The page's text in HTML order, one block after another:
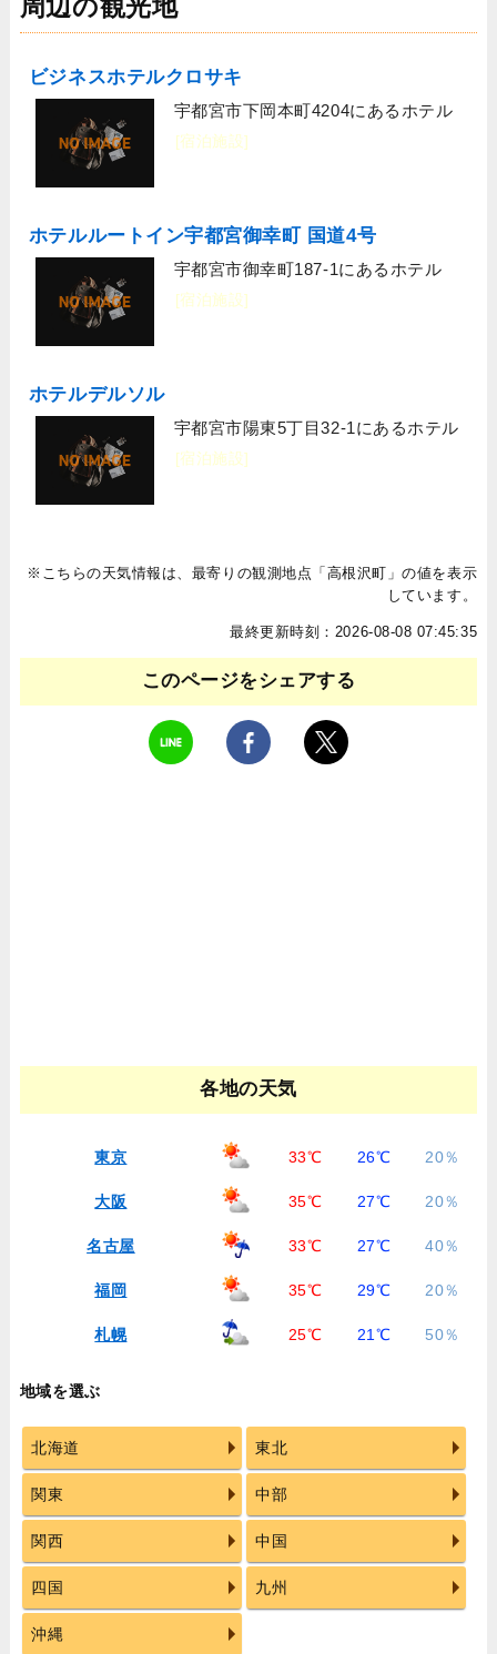
周辺の観光地
ビジネスホテルクロサキ
宇都宮市下岡本町4204にあるホテル
[宿泊施設]
ホテルルートイン宇都宮御幸町 国道4号
宇都宮市御幸町187-1にあるホテル
[宿泊施設]
ホテルデルソル
宇都宮市陽東5丁目32-1にあるホテル
[宿泊施設]
※こちらの天気情報は、最寄りの観測地点「高根沢町」の値を表示
しています。
最終更新時刻：2026-08-08 07:45:35
このページをシェアする
各地の天気
東京 33℃ 26℃ 20％
大阪 35℃ 27℃ 20％
名古屋 33℃ 27℃ 40％
福岡 35℃ 29℃ 20％
札幌 25℃ 21℃ 50％
地域を選ぶ
北海道 東北
関東 中部
関西 中国
四国 九州
沖縄